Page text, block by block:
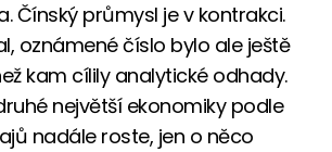
Čínský průmysl je v kontrakci.
oznámené číslo bylo ale ještě
kam cílily analytické odhady.
největší ekonomiky podle
nadále roste, jen o něco